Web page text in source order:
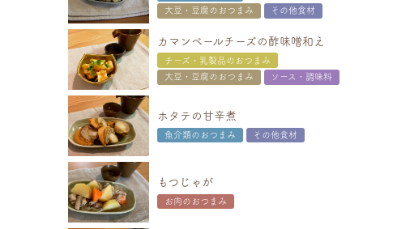
大豆・豆腐のおつまみ
その他食材
カマンベールチーズの酢味噌和え
チーズ・乳製品のおつまみ
大豆・豆腐のおつまみ
ソース・調味料
ホタテの甘辛煮
魚介類のおつまみ その他食材
もつじゃが
お肉のおつまみ